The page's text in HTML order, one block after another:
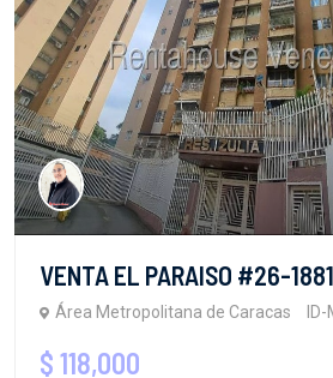
VENTA EL PARAISO #26-
Área Metropolitana de Caracas ID-
$ 118,000